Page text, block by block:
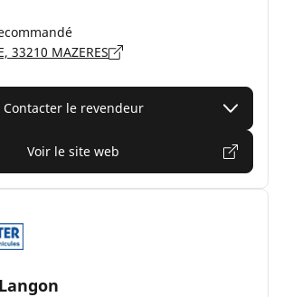
33210 MAZERES
Contacter le revendeur
Voir le site web